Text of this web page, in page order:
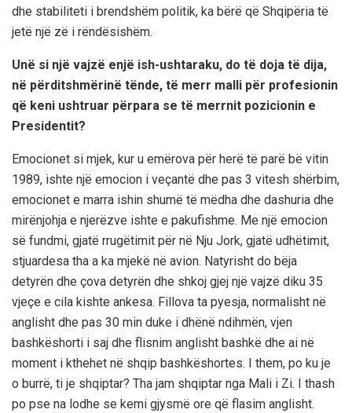
dhe stabiliteti i brendshëm politik, ka bërë që Shqipëria të
jetë një zë i rëndësishëm.
Unë si një vajzë enjë ish-ushtaraku, do të doja të dija,
në përditshmërinë tënde, të merr malli për profesionin
që keni ushtruar përpara se të merrnit pozicionin e
Presidentit?
Emocionet si mjek, kur u emërova për herë të parë bë vitin
1989, ishte një emocion i veçantë dhe pas 3 vitesh shërbim,
emocionet e marra ishin shumë të mëdha dhe dashuria dhe
mirënjohja e njerëzve ishte e pakufishme. Me një emocion
së fundmi, gjatë rrugëtimit për në Nju Jork, gjatë udhëtimit,
stjuardesa tha a ka mjekë në avion. Natyrisht do bëja
detyrën dhe çova detyrën dhe shkoj gjej një vajzë diku 35
vjeçe e cila kishte ankesa. Fillova ta pyesja, normalisht në
anglisht dhe pas 30 min duke i dhënë ndihmën, vjen
bashkëshorti i saj dhe flisnim anglisht bashkë dhe ai në
moment i kthehet në shqip bashkëshortes. I them, po ku je
o burrë, ti je shqiptar? Tha jam shqiptar nga Mali i Zi. I thash
po pse na lodhe se kemi gjysmë ore që flasim anglisht.